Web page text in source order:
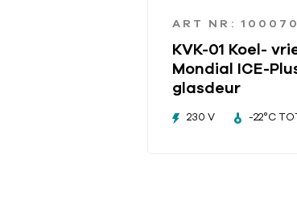
ART NR: 100070
KVK-01 Koel-
Mondial ICE-
glasdeur
230 V -22°C